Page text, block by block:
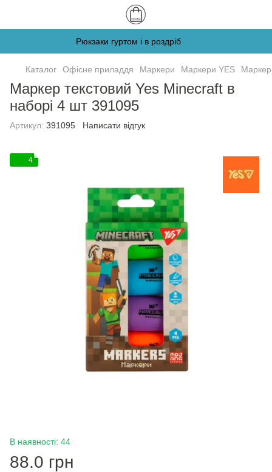
Рюкзаки гуртом і в роздріб
Каталог Офісне приладдя Маркери Маркери YES Маркер
Маркер текстовий Yes Minecraft в
наборі 4 шт 391095
Артикул: 391095 Написати відгук
4
В наявності: 44
88.0 грн